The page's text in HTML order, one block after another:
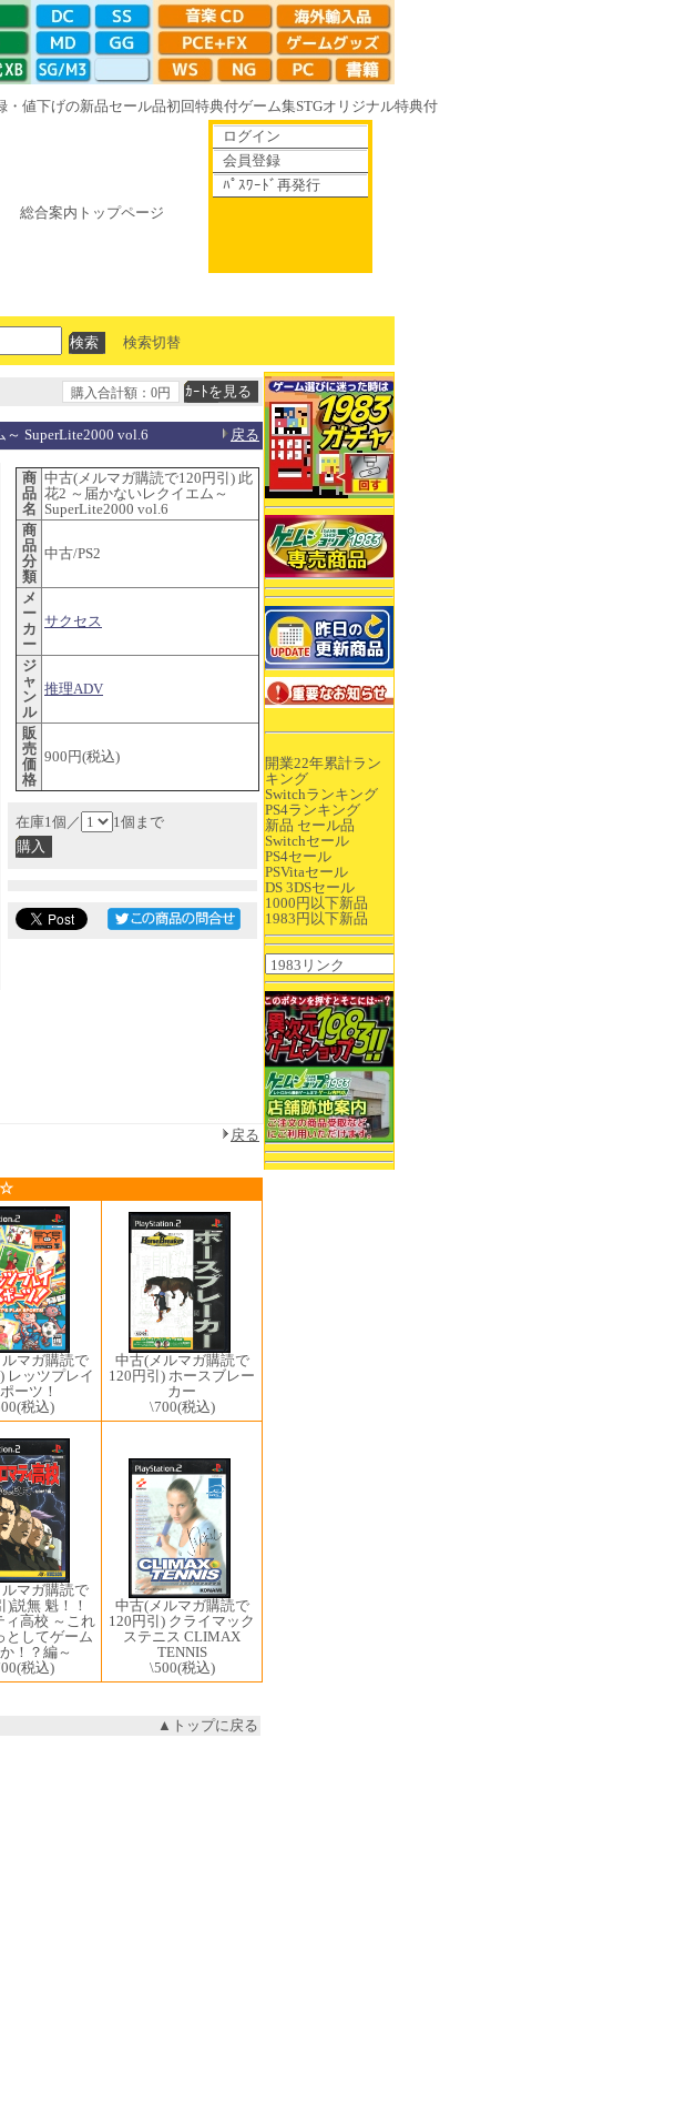
・値下げの新品セール品初回特典付ゲーム集STGオリジナル特典付
総合案内トップページ
ルート16R やがて散りゆく鏡の花へ 70年代風ロボットアニメ ゲッP-X アレサCOLLECTION
ログイン
会員登録
ﾊﾟｽﾜｰﾄﾞ再発行
検索切替
開業22年累計ラン
キング
Switchランキング
PS4ランキング
新品 セール品
Switchセール
PS4セール
PSVitaセール
DS 3DSセール
1000円以下新品
1983円以下新品
購入合計額：0円
SuperLite2000 vol.6 戻る
商
品
名
中古(メルマガ購読で120円引) 此
花2 ～届かないレクイエム～
SuperLite2000 vol.6
商
品
分
類
中古/PS2
メ
ー
カ
ー
サクセス
ジ
ャ
ン
ル
推理ADV
販
売
価
格
900円(税込)
在庫1個／ 1個まで
戻る
☆
マガ購読で
レッツプレイ
ーツ！
(税込)
中古(メルマガ購読で
120円引) ホースブレー
カー
\700(税込)
マガ購読で
)説無 魁！！
ィ高校 ～これ
としてゲーム
！？編～
(税込)
中古(メルマガ購読で
120円引) クライマック
ステニス CLIMAX
TENNIS
\500(税込)
▲トップに戻る